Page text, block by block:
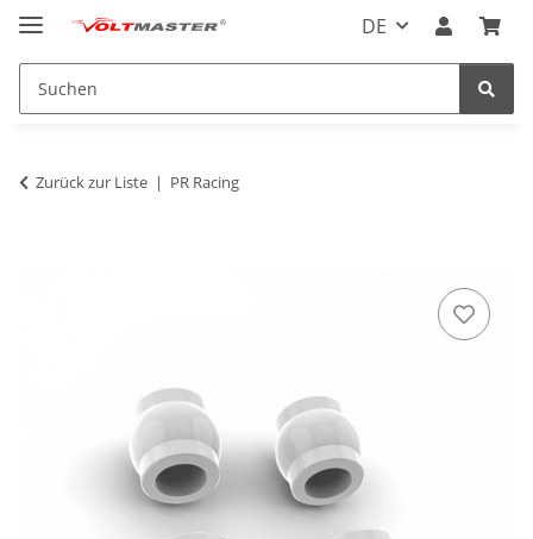
DE
Zurück zur Liste PR Racing